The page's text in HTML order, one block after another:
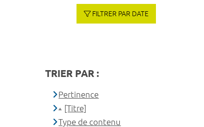
FILTRER PAR DATE
TRIER PAR :
Pertinence
[Titre]
Type de contenu